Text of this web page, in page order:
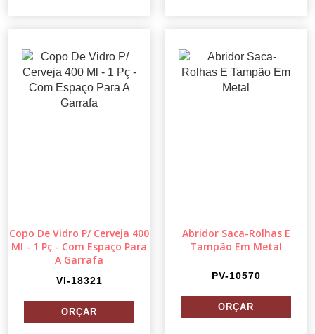
Copo De Vidro P/ Cerveja 400
Ml - 1 Pç - Com Espaço Para
A Garrafa
VI-18321
Abridor Saca-Rolhas E
Tampão Em Metal
PV-10570